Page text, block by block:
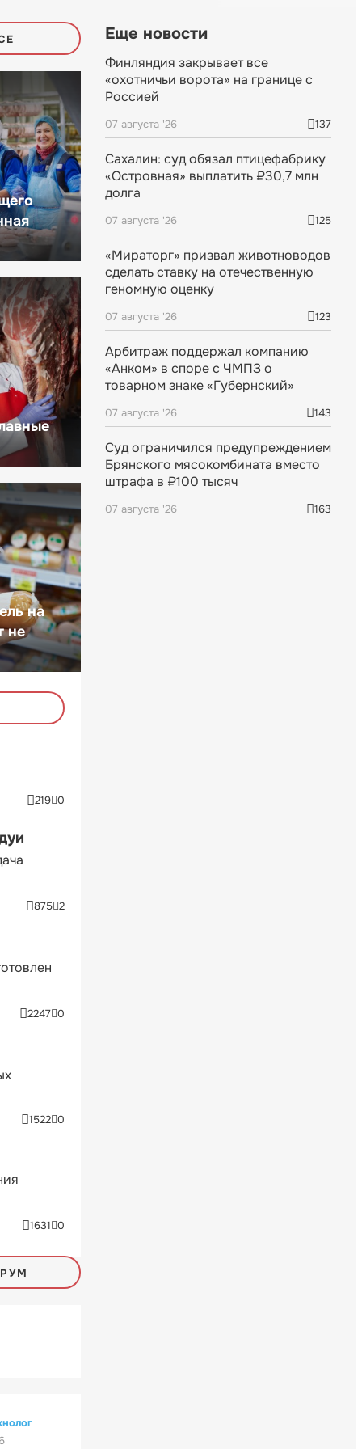
на
не
219 0
875 2
2247 0
1522 0
1631 0
Еще новости
Финляндия закрывает все
«охотничьи ворота» на границе с
Россией
07 августа '26 137
Сахалин: суд обязал птицефабрику
«Островная» выплатить ₽30,7 млн
долга
07 августа '26 125
«Мираторг» призвал животноводов
сделать ставку на отечественную
геномную оценку
07 августа '26 123
Арбитраж поддержал компанию
«Анком» в споре с ЧМПЗ о
товарном знаке «Губернский»
07 августа '26 143
Суд ограничился предупреждением
Брянского мясокомбината вместо
штрафа в ₽100 тысяч
07 августа '26 163